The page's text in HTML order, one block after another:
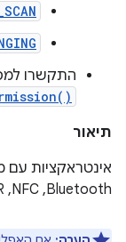
התקשרו
תיאור
אינטראקציות עם
Bluetooth,‏ NFC,‏ IR,‏ USB או חיבור לרשת.